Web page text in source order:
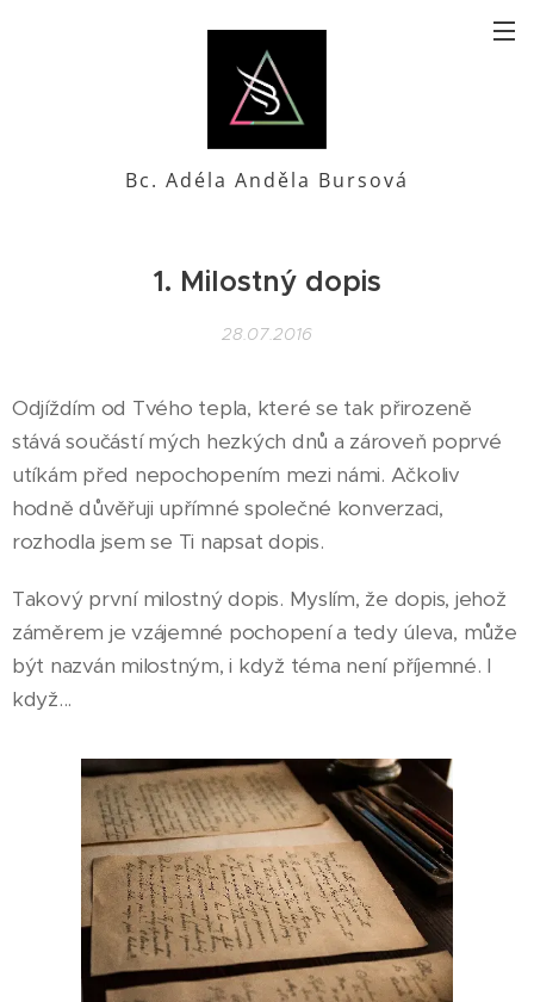
Bc. Adéla Anděla Bursová
1. Milostný dopis
28.07.2016
Odjíždím od Tvého tepla, které se tak přirozeně
stává součástí mých hezkých dnů a zároveň poprvé
utíkám před nepochopením mezi námi. Ačkoliv
hodně důvěřuji upřímné společné konverzaci,
rozhodla jsem se Ti napsat dopis.
Takový první milostný dopis. Myslím, že dopis, jehož
záměrem je vzájemné pochopení a tedy úleva, může
být nazván milostným, i když téma není příjemné. I
když...